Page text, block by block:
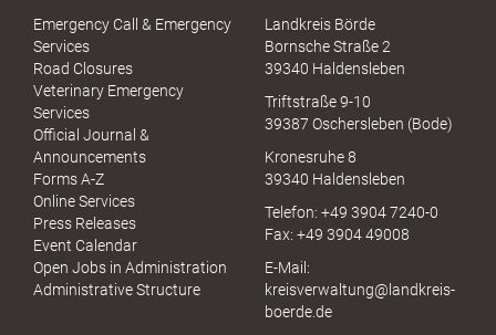
Emergency Call & Emergency
Services
Road Closures
Veterinary Emergency
Services
Official Journal &
Announcements
Forms A-Z
Online Services
Press Releases
Event Calendar
Open Jobs in Administration
Administrative Structure
Landkreis Börde
Bornsche Straße 2
39340 Haldensleben
Triftstraße 9-10
39387 Oschersleben (Bode)
Kronesruhe 8
39340 Haldensleben
Telefon: +49 3904 7240-0
Fax: +49 3904 49008
E-Mail:
kreisverwaltung@landkreis-
boerde.de